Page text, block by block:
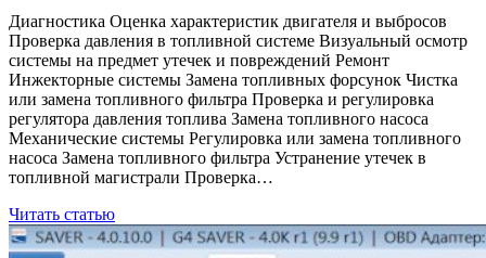
Диагностика Оценка характеристик двигателя и выбросов
Проверка давления в топливной системе Визуальный осмотр
системы на предмет утечек и повреждений Ремонт
Инжекторные системы Замена топливных форсунок Чистка
или замена топливного фильтра Проверка и регулировка
регулятора давления топлива Замена топливного насоса
Механические системы Регулировка или замена топливного
насоса Замена топливного фильтра Устранение утечек в
топливной магистрали Проверка…
Читать статью